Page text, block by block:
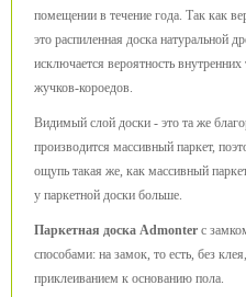
помещении в течение года. Так как
это распиленная доска натуральной
исключается вероятность
жучков-короедов.
Видимый слой доски - это та же
производится массивный паркет,
ощупь такая же, как массивный
у паркетной доски больше.
Паркетная доска Admonter с
способами: на замок, то есть, без
приклеиванием к основанию пола.